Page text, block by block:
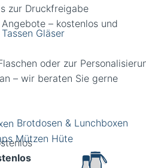
Gläser
Brotdosen & Lunchboxen
Mützen Hüte
zur Druckfreigabe
– kostenlos und
oder zur
– wir beraten Sie gerne